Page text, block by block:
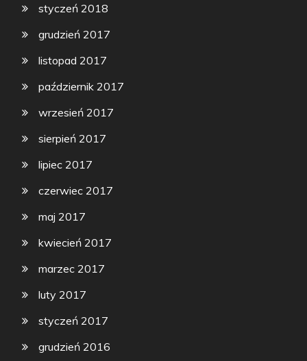
styczeń 2018
grudzień 2017
listopad 2017
październik 2017
wrzesień 2017
sierpień 2017
lipiec 2017
czerwiec 2017
maj 2017
kwiecień 2017
marzec 2017
luty 2017
styczeń 2017
grudzień 2016